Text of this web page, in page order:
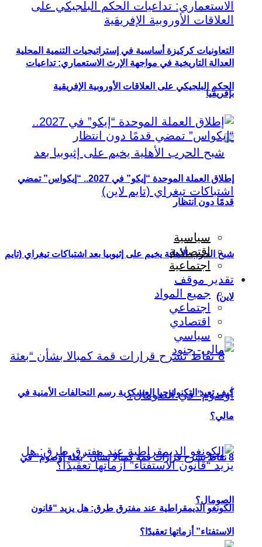
التعاونيات كركيزة أساسية في إستراتيجيات التنمية المحلية
بإفريقيا
شبح الحرب الأهلية يخيم على إثيوبيا بعد اشتباكات تيغراي (تايم
لاين)
8 نقاط تشرح قرارات قمة كمبالا بشأن “بعثة أوصوم” في
الصومال؟
العدالة التاريخية في مواجهة الإرث الاستعماري: تداعيات
الحكم البلجيكي على العلاقات الأوروبية الإفريقية
إطلاق العملة الموحدة “إيكو” في 2027.. “إيكواس” تمضي
قدمًا دون انتظار
سياسية
اقتصادية
اجتماعية
تقدير موقف
جميع المواد
اجتماعي
اقتصادي
سياسي
كيف تعيد التكنولوجيا العسكرية رسم التحالفات الأمنية في
مالي؟
الكونغو الديمقراطية عند مفترق طرق: هل يزيد “قانون
الاستفتاء” أزماتها تعقيدًا؟